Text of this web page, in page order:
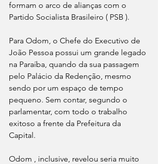
formam o arco de alianças com o
Partido Socialista Brasileiro ( PSB ).
Para Odom, o Chefe do Executivo de
João Pessoa possui um grande legado
na Paraíba, quando da sua passagem
pelo Palácio da Redenção, mesmo
sendo por um espaço de tempo
pequeno. Sem contar, segundo o
parlamentar, com todo o trabalho
exitoso a frente da Prefeitura da
Capital.
Odom , inclusive, revelou seria muito